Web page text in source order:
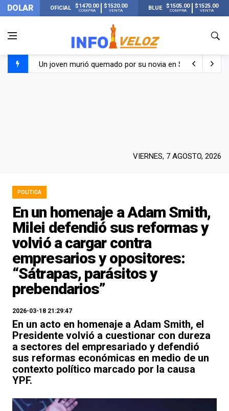
DOLAR OFICIAL $1470.00
COMPRA
$1520.00
VENTA BLUE $1505.00
COMPRA
$1525.00
VENTA
Un joven murió quemado por su novia en San Luis:
VIERNES, 7 AGOSTO, 2026
POLÍTICA
En un homenaje a Adam Smith,
Milei defendió sus reformas y
volvió a cargar contra
empresarios y opositores:
“Sátrapas, parásitos y
prebendarios”
2026-03-18 21:29:47
En un acto en homenaje a Adam Smith, el
Presidente volvió a cuestionar con dureza
a sectores del empresariado y defendió
sus reformas económicas en medio de un
contexto político marcado por la causa
YPF.